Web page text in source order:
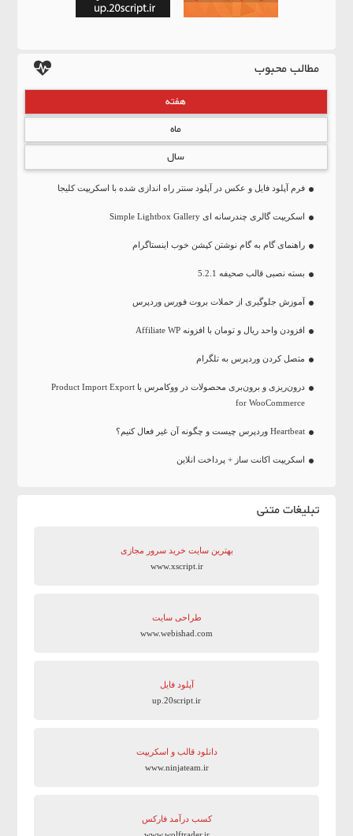
مطالب محبوب
هفته
ماه
سال
فرم آپلود فایل و عکس در آپلود سنتر راه اندازی شده با اسکریپت کلیجا
اسکریپت گالری چندرسانه ای Simple Lightbox Gallery
راهنمای گام به گام نوشتن کپشن خوب اینستاگرام
بسته نصبی قالب صحیفه 5.2.1
آموزش جلوگیری از حملات بروت فورس وردپرس
افزودن واحد ریال و تومان با افزونه Affiliate WP
متصل کردن وردپرس به تلگرام
درون‌ریزی و برون‌بری محصولات در ووکامرس با Product Import Export
for WooCommerce
Heartbeat وردپرس چیست و چگونه آن غیر فعال کنیم؟
اسکریپت اکانت ساز + پرداخت انلاین
تبلیغات متنی
بهترین سایت‌ خرید سرور مجازی
www.xscript.ir
طراحی سایت
www.webishad.com
آپلود فایل
up.20script.ir
دانلود قالب و اسکریپت
www.ninjateam.ir
کسب درآمد فارکس